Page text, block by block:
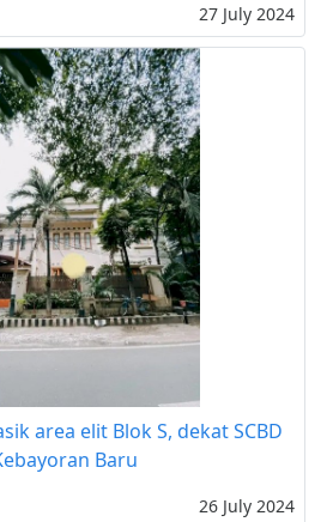
27 July 2024
area elit Blok S, dekat SCBD
Baru
26 July 2024